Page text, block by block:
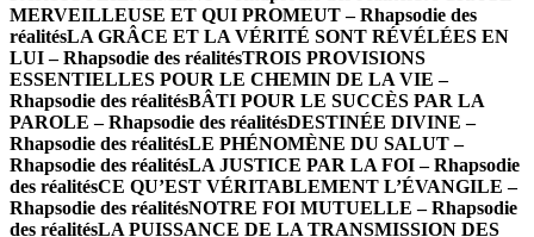
MERVEILLEUSE ET QUI PROMEUT – Rhapsodie des
réalitésLA GRÂCE ET LA VÉRITÉ SONT RÉVÉLÉES EN
LUI – Rhapsodie des réalitésTROIS PROVISIONS
ESSENTIELLES POUR LE CHEMIN DE LA VIE –
Rhapsodie des réalitésBÂTI POUR LE SUCCÈS PAR LA
PAROLE – Rhapsodie des réalitésDESTINÉE DIVINE –
Rhapsodie des réalitésLE PHÉNOMÈNE DU SALUT –
Rhapsodie des réalitésLA JUSTICE PAR LA FOI – Rhapsodie
des réalitésCE QU’EST VÉRITABLEMENT L’ÉVANGILE –
Rhapsodie des réalitésNOTRE FOI MUTUELLE – Rhapsodie
des réalitésLA PUISSANCE DE LA TRANSMISSION DES